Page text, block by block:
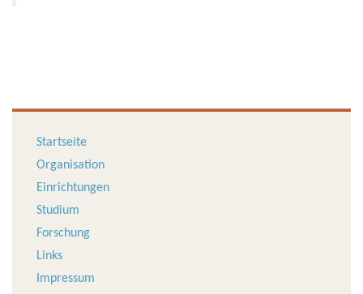
Startseite
Organisation
Einrichtungen
Studium
Forschung
Links
Impressum